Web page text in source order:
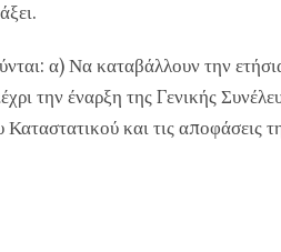
α) Να καταβάλλουν την
την έναρξη της Γενικής
και τις αποφάσεις